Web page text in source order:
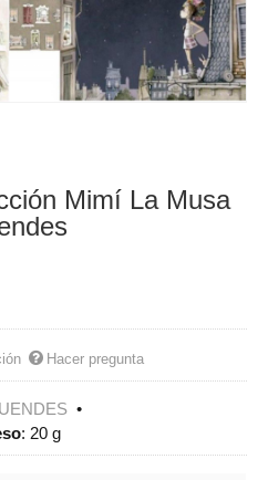
Mimí La Musa
Hacer pregunta
•
: 20 g